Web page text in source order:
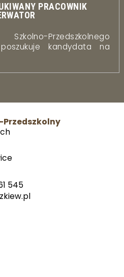
PRACOWNIK
Przedszkolnego
kandydata na
Przedszkolny
545